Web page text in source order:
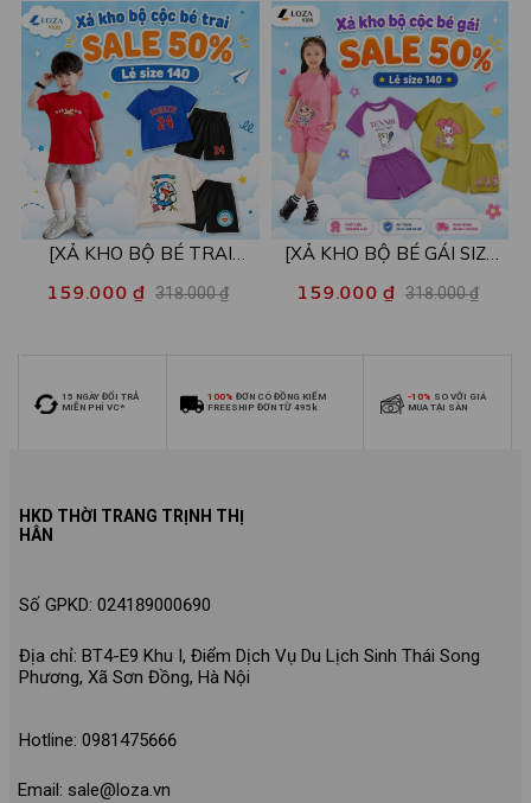
26kg - Loza Kids XB004
26kg - Loza Kids XB005
[XẢ KHO BỘ BÉ TRAI
nhiều mẫu - Quần áo bé trai
159.000 ₫ 318.000 ₫
[XẢ KHO BỘ BÉ GÁI SIZE
mẫu - Quần áo bé gái từ 26-
159.000 ₫ 318.000 ₫
15 NGÀY ĐỔI TRẢ
MIỄN PHÍ VC*
100% ĐƠN CÓ ĐỒNG KIỂM
FREESHIP ĐƠN TỪ 495k
-10% SO VỚI GIÁ
MUA TẠI SÀN
HKD THỜI TRANG TRỊNH THỊ
HÂN
Số GPKD: 024189000690
Địa chỉ: BT4-E9 Khu I, Điểm Dịch Vụ Du Lịch Sinh Thái Song
Phương, Xã Sơn Đồng, Hà Nội
Hotline: 0981475666
Email: sale@loza.vn